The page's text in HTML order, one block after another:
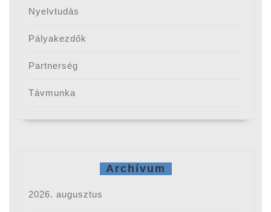
Nyelvtudás
Pályakezdők
Partnerség
Távmunka
Archívum
2026. augusztus